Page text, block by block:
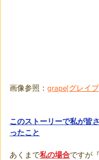
画像参照： grape[グレイ
このストーリーで私が皆
ったこと
あくまで私の場合ですが『